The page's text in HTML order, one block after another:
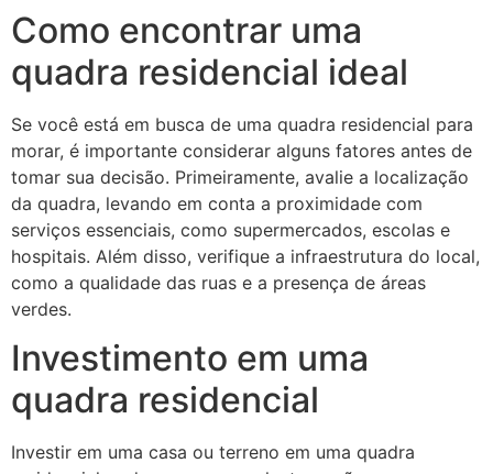
Como encontrar uma
quadra residencial ideal
Se você está em busca de uma quadra residencial para
morar, é importante considerar alguns fatores antes de
tomar sua decisão. Primeiramente, avalie a localização
da quadra, levando em conta a proximidade com
serviços essenciais, como supermercados, escolas e
hospitais. Além disso, verifique a infraestrutura do local,
como a qualidade das ruas e a presença de áreas
verdes.
Investimento em uma
quadra residencial
Investir em uma casa ou terreno em uma quadra